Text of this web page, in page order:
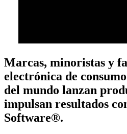
Marcas, minoristas y
electrónica de
del mundo lanzan
impulsan resultados
Software®.